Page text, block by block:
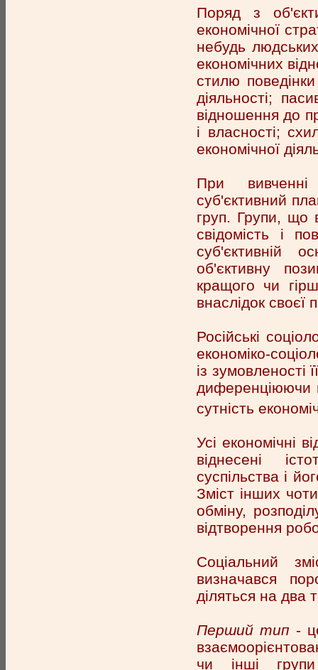
Поряд з
економічної
небудь
економічних
стилю
діяльності;
відношення до
і власності;
економічної
При вивченні
суб'єктивний
груп. Групи, що
свідомість і
суб'єктивній
об'єктивну
кращого чи
внаслідок своєї
Російські
економіко-
із зумовленості
диференціюючи
сутність
Усі економічні
віднесені
суспільства і
Зміст інших
обміну,
відтворення
Соціальний
визначався
діляться на два
Перший тип -
чи інші групи